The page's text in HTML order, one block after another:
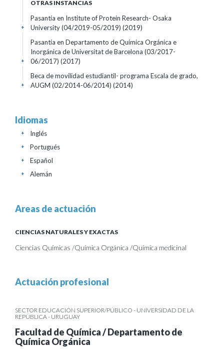
OTRAS INSTANCIAS
Pasantía en Institute of Protein Research- Osaka
University (04/2019-05/2019) (2019)
+
Pasantía en Departamento de Química Orgánica e
Inorgánica de Universitat de Barcelona (03/2017-
06/2017) (2017)
+
Beca de movilidad estudiantil- programa Escala de grado,
AUGM (02/2014-06/2014) (2014)
+
Idiomas
Inglés
+
Portugués
+
Español
+
Alemán
+
Areas de actuación
CIENCIAS NATURALES Y EXACTAS
Ciencias Químicas /Química Orgánica /Química medicinal
Actuación profesional
SECTOR EDUCACIÓN SUPERIOR/PÚBLICO - UNIVERSIDAD DE LA
REPÚBLICA - URUGUAY
Facultad de Química / Departamento de
Química Orgánica